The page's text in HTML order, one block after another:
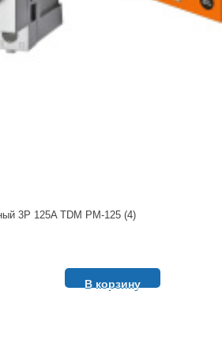
3P 125A TDM РМ-125 (4)
В корзину